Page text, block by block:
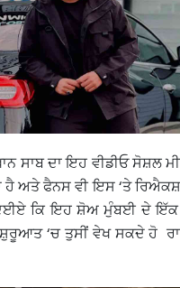
ਸਾਬ ਦਾ ਇਹ ਵੀਡੀਓ ਸੋਸ਼ਲ
ਹੈ ਅਤੇ ਫੈਨਸ ਵੀ ਇਸ ‘ਤੇ
ਕਿ ਇਹ ਸ਼ੋਅ ਮੁੰਬਈ ਦੇ
‘ਚ ਤੁਸੀਂ ਵੇਖ ਸਕਦੇ ਹੋ